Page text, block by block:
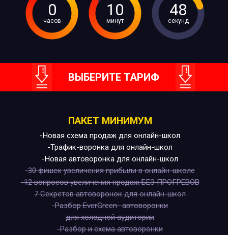
0
часов
10
минут
47
секунд
ПАКЕТ МИНИМУМ
-Новая схема продаж для онлайн-школ
-Трафик-воронка для онлайн-школ
-Новая автоворонка для онлайн-школ
-30 фишек увеличения прибыли в онлайн-школе
-12 вопросов увеличения продаж БЕЗ ПРОГРЕВОВ
7 Секретов автоворонок для онлайн-школ
-Разбор EverGreen- автоворонки
для холодной аудитории
-Разбор и схема автоворонки
ВЫБЕРИТЕ ТАРИФ